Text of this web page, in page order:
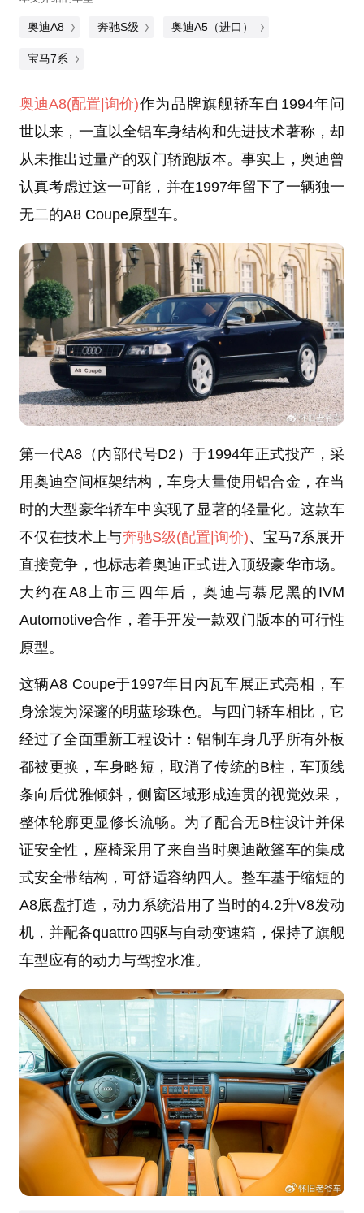
奥迪A8 奔驰S级 奥迪A5（进口）
宝马7系
奥迪A8(配置|询价)作为品牌旗舰轿车自1994年问
世以来，一直以全铝车身结构和先进技术著称，却
从未推出过量产的双门轿跑版本。事实上，奥迪曾
认真考虑过这一可能，并在1997年留下了一辆独一
无二的A8 Coupe原型车。
第一代A8（内部代号D2）于1994年正式投产，采
用奥迪空间框架结构，车身大量使用铝合金，在当
时的大型豪华轿车中实现了显著的轻量化。这款车
不仅在技术上与奔驰S级(配置|询价)、宝马7系展开
直接竞争，也标志着奥迪正式进入顶级豪华市场。
大约在A8上市三四年后，奥迪与慕尼黑的IVM
Automotive合作，着手开发一款双门版本的可行性
原型。
这辆A8 Coupe于1997年日内瓦车展正式亮相，车
身涂装为深邃的明蓝珍珠色。与四门轿车相比，它
经过了全面重新工程设计：铝制车身几乎所有外板
都被更换，车身略短，取消了传统的B柱，车顶线
条向后优雅倾斜，侧窗区域形成连贯的视觉效果，
整体轮廓更显修长流畅。为了配合无B柱设计并保
证安全性，座椅采用了来自当时奥迪敞篷车的集成
式安全带结构，可舒适容纳四人。整车基于缩短的
A8底盘打造，动力系统沿用了当时的4.2升V8发动
机，并配备quattro四驱与自动变速箱，保持了旗舰
车型应有的动力与驾控水准。